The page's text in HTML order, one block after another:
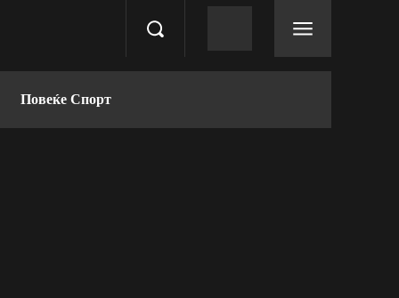
Повеќе Спорт